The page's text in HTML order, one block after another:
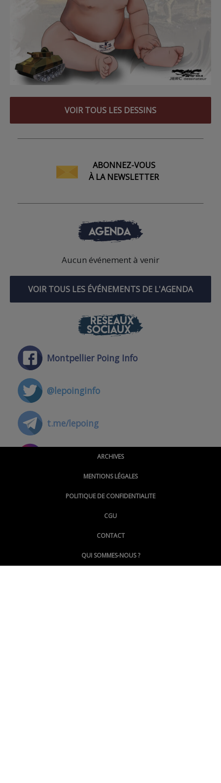
VOIR TOUS LES DESSINS
ABONNEZ-VOUS
À LA NEWSLETTER
AGENDA
Aucun événement à venir
VOIR TOUS LES ÉVÉNEMENTS DE L'AGENDA
RÉSEAUX
SOCIAUX
Montpellier Poing Info
@lepoinginfo
t.me/lepoing
@montpellierpoinginfo
@LePoingMontpellier
ARCHIVES
MENTIONS LÉGALES
POLITIQUE DE CONFIDENTIALITE
CGU
CONTACT
QUI SOMMES-NOUS ?